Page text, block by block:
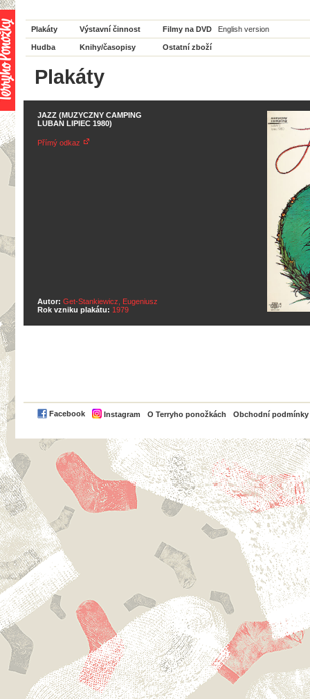
Plakáty Výstavní činnost Filmy na DVD English version
Hudba Knihy/časopisy Ostatní zboží
Plakáty
JAZZ (MUZYCZNY CAMPING
LUBAN LIPIEC 1980)
Přímý odkaz
Autor: Get-Stankiewicz, Eugeniusz
Rok vzniku plakátu: 1979
Facebook Instagram O Terryho ponožkách Obchodní podmínky
PayPal